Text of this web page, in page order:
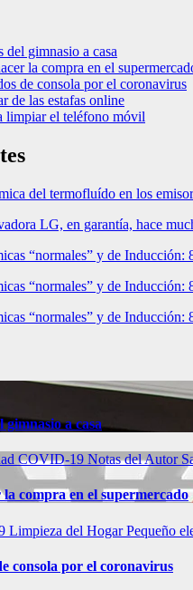
del gimnasio a casa
la compra en el
de consola por el coronavirus
de las estafas online
limpiar el teléfono móvil
del termofluído en los
LG, en garantía, hace
“normales” y de Inducción:
“normales” y de Inducción:
“normales” y de Inducción:
a casa
COVID-19 Notas del Autor
compra en el supermercado
Limpieza del HogarPequeño
consola por el coronavirus